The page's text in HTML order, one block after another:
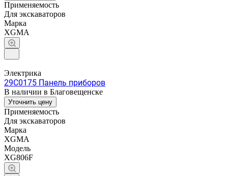
Применяемость
Для экскаваторов
Марка
XGMA
Электрика
29C0175 Панель приборов
В наличии в Благовещенске
Уточнить цену
Применяемость
Для экскаваторов
Марка
XGMA
Модель
XG806F